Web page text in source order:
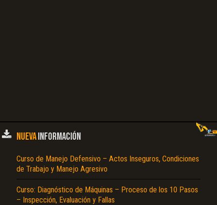
NUEVAINFORMACIÓN
Curso de Manejo Defensivo – Actos Inseguros, Condiciones
de Trabajo y Manejo Agresivo
Curso: Diagnóstico de Máquinas – Proceso de los 10 Pasos
– Inspección, Evaluación y Fallas